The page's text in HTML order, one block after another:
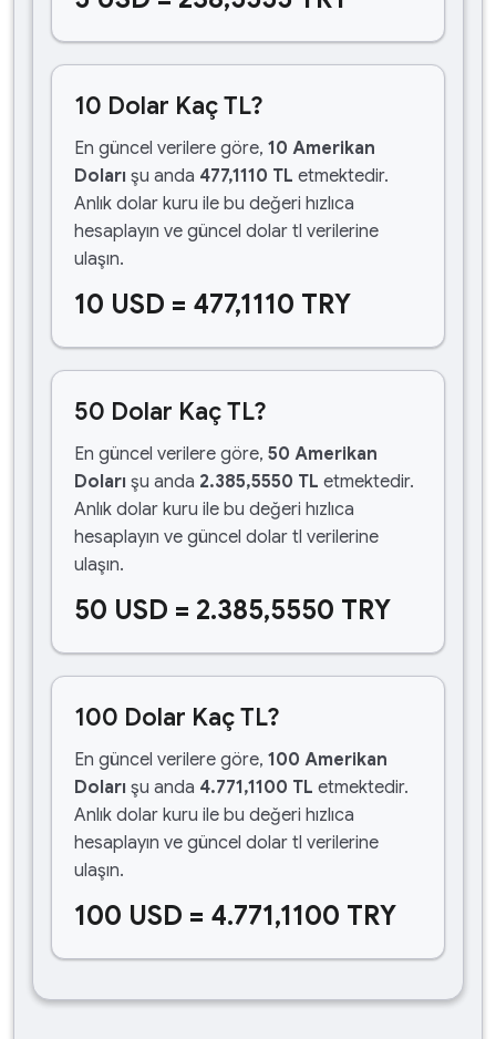
10 Dolar Kaç TL?
En güncel verilere göre, 10 Amerikan
Doları şu anda 477,1110 TL etmektedir.
Anlık dolar kuru ile bu değeri hızlıca
hesaplayın ve güncel dolar tl verilerine
ulaşın.
10 USD = 477,1110 TRY
50 Dolar Kaç TL?
En güncel verilere göre, 50 Amerikan
Doları şu anda 2.385,5550 TL etmektedir.
Anlık dolar kuru ile bu değeri hızlıca
hesaplayın ve güncel dolar tl verilerine
ulaşın.
50 USD = 2.385,5550 TRY
100 Dolar Kaç TL?
En güncel verilere göre, 100 Amerikan
Doları şu anda 4.771,1100 TL etmektedir.
Anlık dolar kuru ile bu değeri hızlıca
hesaplayın ve güncel dolar tl verilerine
ulaşın.
100 USD = 4.771,1100 TRY